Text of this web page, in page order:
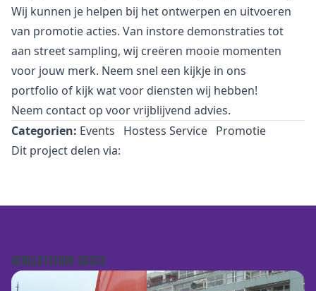
Wij kunnen je helpen bij het ontwerpen en uitvoeren
van promotie acties. Van instore demonstraties tot
aan street sampling, wij creëren mooie momenten
voor jouw merk. Neem snel een kijkje in ons
portfolio of kijk wat voor diensten wij hebben!
Neem contact op voor vrijblijvend advies.
Categorien: Events Hostess Service Promotie
Dit project delen via:
GERELATEERDE CASES